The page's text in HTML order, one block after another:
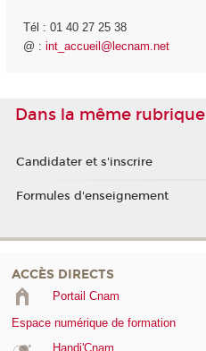
Tél : 01 40 27 25 38
@ : int_accueil@lecnam.net
Dans la même rubrique
Candidater et s'inscrire
Formules d'enseignement
ACCÈS DIRECTS
Portail Cnam
Espace numérique de formation
Handi'Cnam